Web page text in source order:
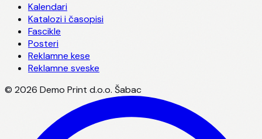
Kalendari
Katalozi i časopisi
Fascikle
Posteri
Reklamne kese
Reklamne sveske
© 2026 Demo Print d.o.o. Šabac